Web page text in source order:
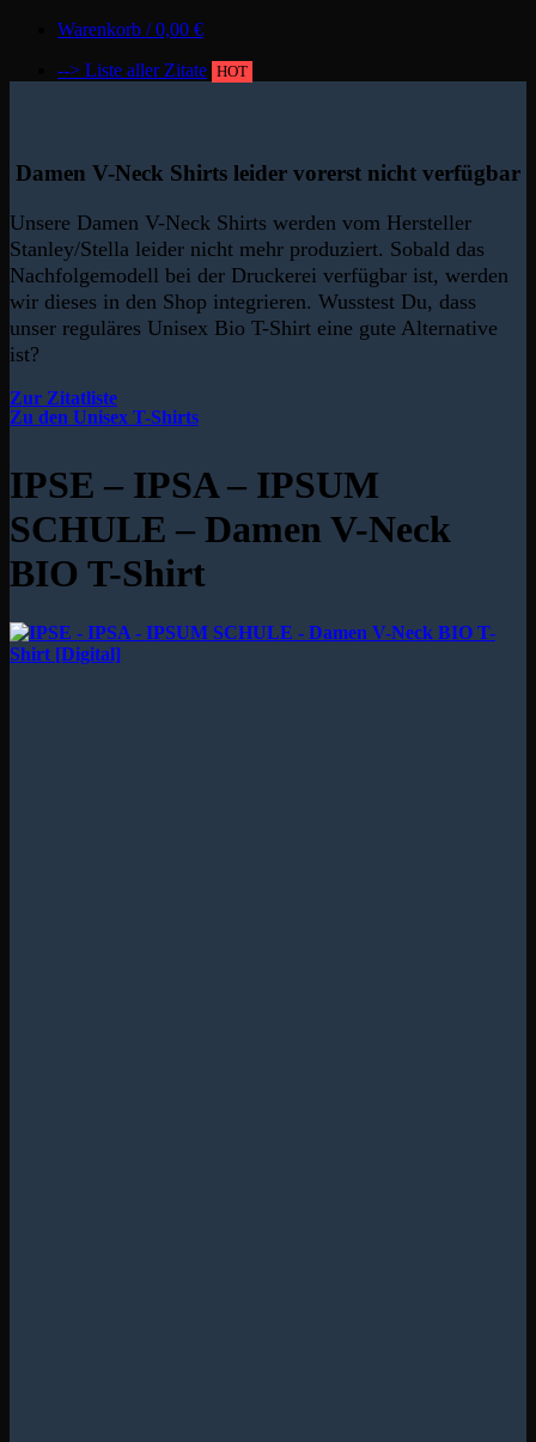
Warenkorb /0,00 €
--> Liste aller Zitate HOT
Damen V-Neck Shirts leider vorerst nicht verfügbar
Unsere Damen V-Neck Shirts werden vom Hersteller
Stanley/Stella leider nicht mehr produziert. Sobald das
Nachfolgemodell bei der Druckerei verfügbar ist, werden
wir dieses in den Shop integrieren. Wusstest Du, dass
unser reguläres Unisex Bio T-Shirt eine gute Alternative
ist?
Zur Zitatliste
Zu den Unisex T-Shirts
IPSE – IPSA – IPSUM
SCHULE – Damen V-Neck
BIO T-Shirt